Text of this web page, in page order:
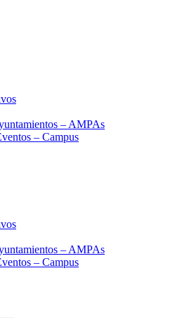
– AMPAs
– Campus
– AMPAs
– Campus